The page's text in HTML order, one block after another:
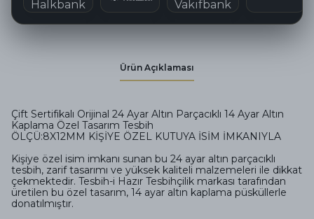
Ürün Açıklaması
Çift Sertifikalı Orijinal 24 Ayar Altın Parçacıklı 14 Ayar Altın
Kaplama Özel Tasarım Tesbih
ÖLÇÜ:8X12MM KİŞİYE ÖZEL KUTUYA İSİM İMKANIYLA
Kişiye özel isim imkanı sunan bu 24 ayar altın parçacıklı
tesbih, zarif tasarımı ve yüksek kaliteli malzemeleri ile dikkat
çekmektedir. Tesbih-i Hazır Tesbihçilik markası tarafından
üretilen bu özel tasarım, 14 ayar altın kaplama püsküllerle
donatılmıştır.